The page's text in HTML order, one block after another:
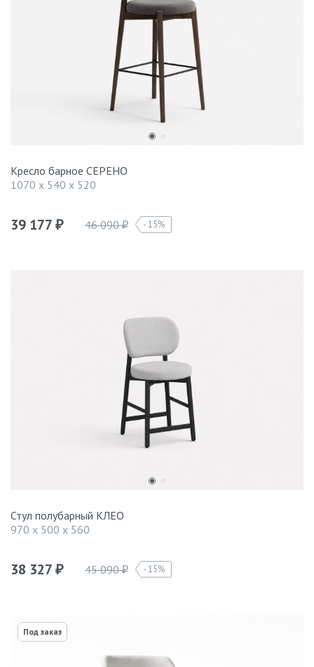
Кресло барное СЕРЕНО
1070 x 540 x 520
39 177 ₽ 46 090₽ 15%
Стул полубарный КЛЕО
970 x 500 x 560
38 327 ₽ 45 090₽ 15%
Под заказ